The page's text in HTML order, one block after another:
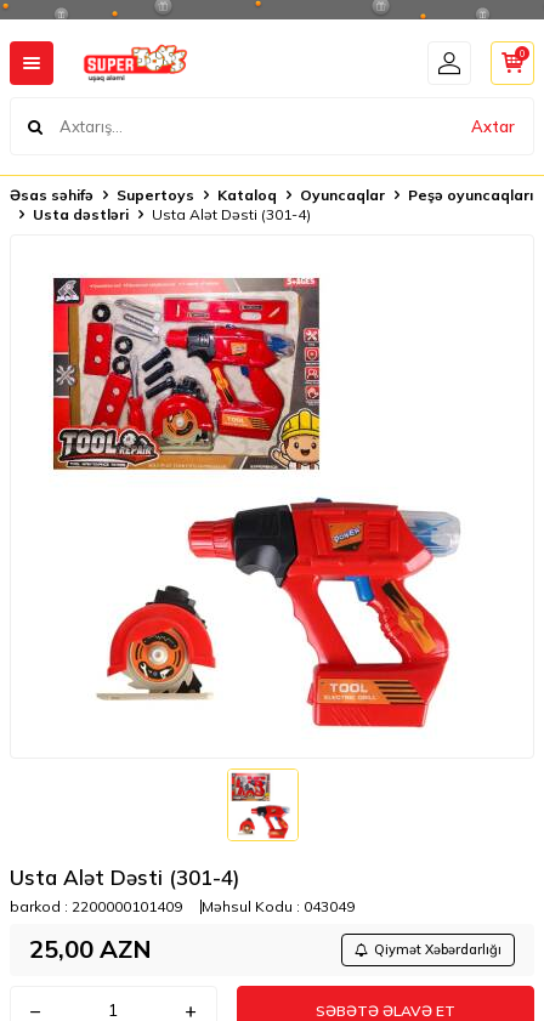
Axtar
0
Əsas səhifə Supertoys Kataloq Oyuncaqlar
Peşə oyuncaqları
Usta dəstləri
Usta Alət Dəsti (301-4)
Usta Alət Dəsti (301-4)
barkod : 2200000101409 Məhsul Kodu : 043049
25,00 AZN Qiymət Xəbərdarlığı
SƏBƏTƏ ƏLAVƏ ET